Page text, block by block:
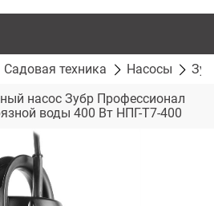
Садовая техника Насосы
насос Зубр Профессионал
воды 400 Вт НПГ-Т7-400